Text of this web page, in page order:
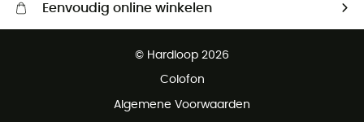
Eenvoudig online winkelen
Gratis retourneren binnen 100 dagen
© Hardloop 2026
Colofon
Algemene Voorwaarden